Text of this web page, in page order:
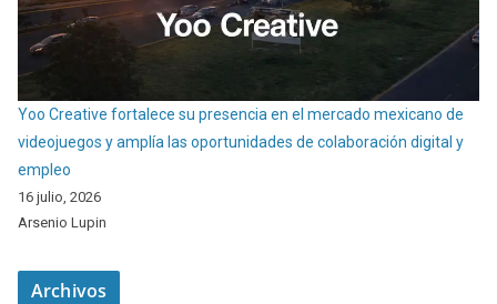
Yoo Creative fortalece su presencia en el mercado mexicano de
videojuegos y amplía las oportunidades de colaboración digital y
empleo
16 julio, 2026
Arsenio Lupin
Archivos